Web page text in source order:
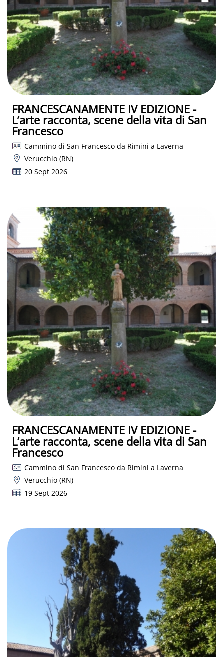
FRANCESCANAMENTE IV EDIZIONE -
L’arte racconta, scene della vita di San
Francesco
Cammino di San Francesco da Rimini a Laverna
Verucchio (RN)
20 Sept 2026
FRANCESCANAMENTE IV EDIZIONE -
L’arte racconta, scene della vita di San
Francesco
Cammino di San Francesco da Rimini a Laverna
Verucchio (RN)
19 Sept 2026